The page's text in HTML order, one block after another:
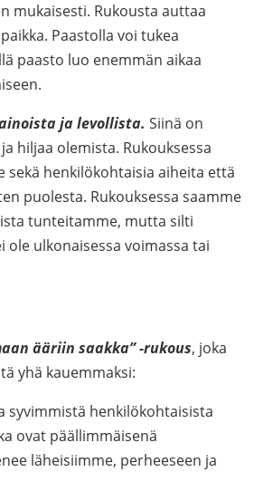
mukaisesti. Rukousta auttaa
Paastolla voi tukea
paasto luo enemmän aikaa
ja levollista. Siinä on
hiljaa olemista. Rukouksessa
sekä henkilökohtaisia aiheita että
puolesta. Rukouksessa saamme
tunteitamme, mutta silti
ole ulkonaisessa voimassa tai
ääriin saakka” -rukous, joka
yhä kauemmaksi:
syvimmistä henkilökohtaisista
ovat päällimmäisenä
läheisiimme, perheeseen ja